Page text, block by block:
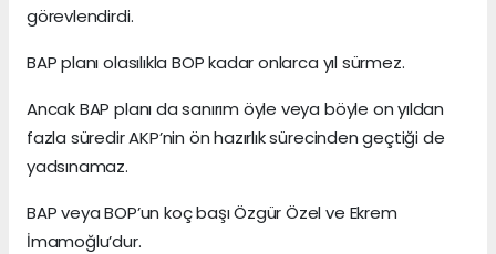
görevlendirdi.
BAP planı olasılıkla BOP kadar onlarca yıl sürmez.
Ancak BAP planı da sanırım öyle veya böyle on yıldan
fazla süredir AKP’nin ön hazırlık sürecinden geçtiği de
yadsınamaz.
BAP veya BOP’un koç başı Özgür Özel ve Ekrem
İmamoğlu’dur.